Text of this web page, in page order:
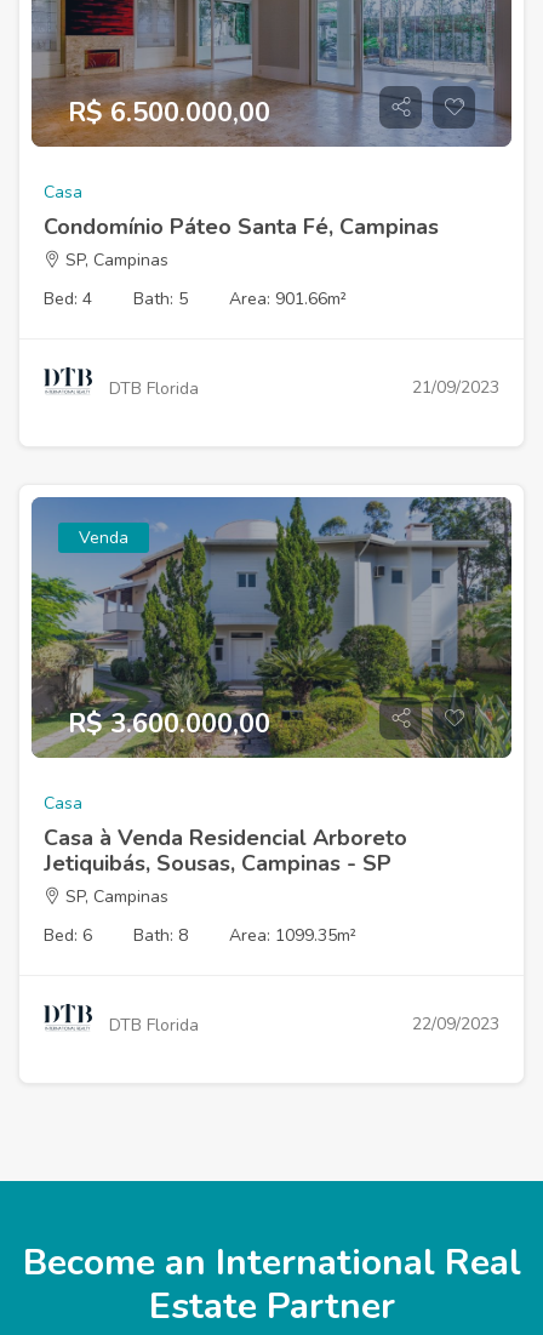
R$ 6.500.000,00
Casa
Condomínio Páteo Santa Fé, Campinas
SP, Campinas
Bed: 4
Bath: 5 Area: 901.66m²
DTB Florida 21/09/2023
Venda
R$ 3.600.000,00
Casa
Casa à Venda Residencial Arboreto
Jetiquibás, Sousas, Campinas - SP
SP, Campinas
Bed: 6
Bath: 8 Area: 1099.35m²
DTB Florida 22/09/2023
Become an International Real
Estate Partner